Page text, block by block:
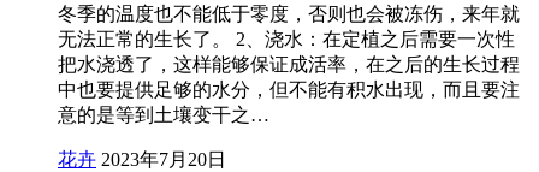
冬季的温度也不能低于零度，否则也会被冻伤，来年就
无法正常的生长了。 2、浇水：在定植之后需要一次性
把水浇透了，这样能够保证成活率，在之后的生长过程
中也要提供足够的水分，但不能有积水出现，而且要注
意的是等到土壤变干之…
花卉 2023年7月20日